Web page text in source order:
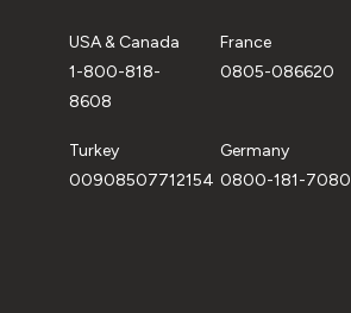
USA & Canada
1-800-818-
8608
France
0805-086620
Turkey
00908507712154
Germany
0800-181-7080